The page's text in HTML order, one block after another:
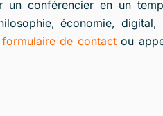
un conférencier en un
économie, digital,
de contact ou